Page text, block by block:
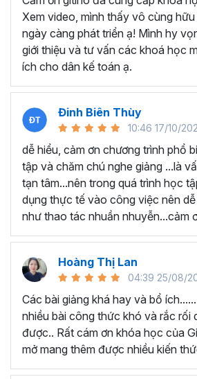
Học nhanh nhưng nhớ lâu bởi
thực hành kèm với lý thuyết.
Các video bài giảng được xây
chủ đề cụ thể, đồng thời chú
ứng dụng cao. Đặc biệt, bộ
khác, phù hợp với tất cả mọi đối
sáng nơi công sở với thủ thuật
minh và tạo kết quả bất ngờ
Bạn sẽ tự tin xử lý được mọi
Excel một cách chuyên nghiệp
tiến độ công việc, nâng cao
tới 5 lần.
Đặc biệt khiđăng ký khóa học
hội nhận ưu đãi sở hữu trọn đời chỉ với
tác đăng ký khá đơn giản, bạn chỉ
KÝ HỌC NGAY khóa học EXG08
Nếu có bất cứ thắc mắc nào liên
EXG02 - Thủ thuật Excel cập
để kết nối cho Gitiho qua hotline
tư vấn chi tiết nhé.
Xem video, mình thấy vô cùng
ngày càng phát triển ạ! Mình hy
giới thiệu và tư vấn các khoá học
ích cho dân kế toán ạ.
Đinh Biên Thùy
10:46 17/10/
dễ hiểu, cảm ơn chương trình phổ
tập và chăm chú nghe giảng ...là
tạn tâm...nên trong quá trình học
dụng thực tế vào công việc nên
như thao tác nhuần nhuyễn...cảm
Hoàng Thị Lan
04:39 25/08/
Các bài giảng khá hay và bổ
nhiều bài công thức khó và rắc rối
được.. Rất cám ơn khóa học của
mở mang thêm được nhiều kiến